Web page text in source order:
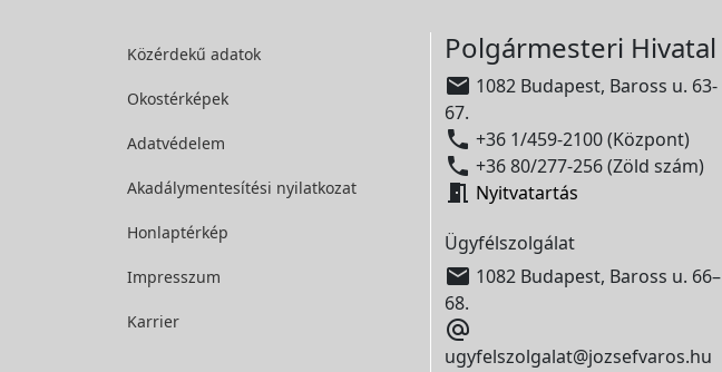
Közérdekű adatok
Okostérképek
Adatvédelem
Akadálymentesítési nyilatkozat
Honlaptérkép
Impresszum
Karrier
Polgármesteri Hivatal
 1082 Budapest, Baross u. 63-
67.
 +36 1/459-2100 (Központ)
 +36 80/277-256 (Zöld szám)
 Nyitvatartás
Ügyfélszolgálat
 1082 Budapest, Baross u. 66–
68.

ugyfelszolgalat@jozsefvaros.hu